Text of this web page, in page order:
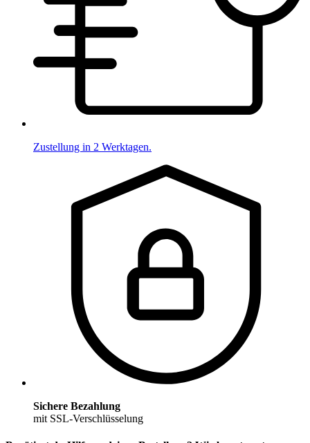
Zustellung in 2 Werktagen.
Sichere Bezahlung
mit SSL-Verschlüsselung